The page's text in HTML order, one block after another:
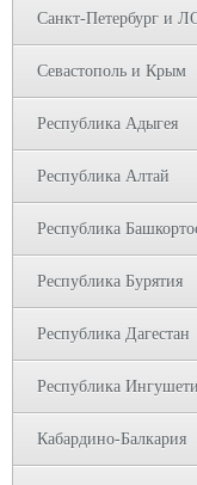
Санкт-Петербург и
Севастополь и Крым
Республика Адыгея
Республика Алтай
Республика
Республика Бурятия
Республика Дагестан
Республика
Кабардино-Балкария